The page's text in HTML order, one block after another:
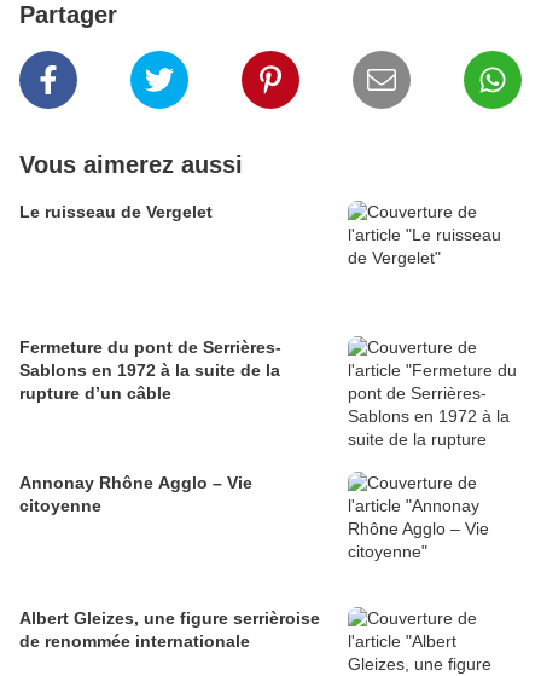
Partager
Vous aimerez aussi
Le ruisseau de Vergelet
Fermeture du pont de Serrières-
Sablons en 1972 à la suite de la
rupture d’un câble
Annonay Rhône Agglo – Vie
citoyenne
Albert Gleizes, une figure serrièroise
de renommée internationale